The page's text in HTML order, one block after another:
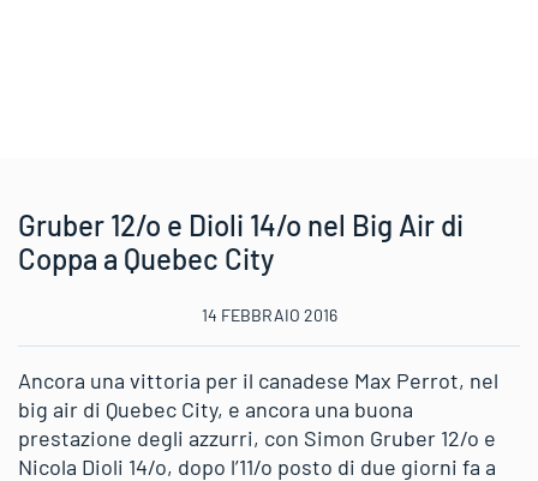
Gruber 12/o e Dioli 14/o nel Big Air di
Coppa a Quebec City
14 FEBBRAIO 2016
Ancora una vittoria per il canadese Max Perrot, nel
big air di Quebec City, e ancora una buona
prestazione degli azzurri, con Simon Gruber 12/o e
Nicola Dioli 14/o, dopo l’11/o posto di due giorni fa a